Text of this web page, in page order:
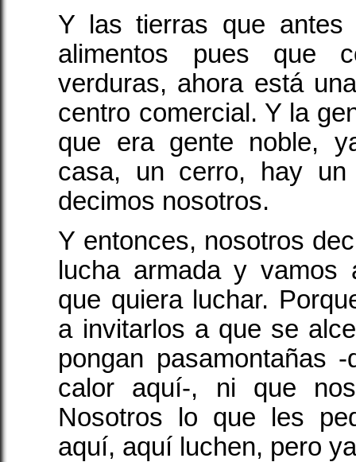
Y las tierras que antes
alimentos pues que
verduras, ahora está
centro comercial. Y la
que era gente noble,
casa, un cerro, hay un
decimos nosotros.
Y entonces, nosotros
lucha armada y vamos
que quiera luchar.
a invitarlos a que se
pongan pasamontañas
calor aquí-, ni que
Nosotros lo que les
aquí, aquí luchen, pero